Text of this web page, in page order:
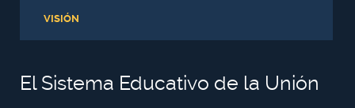
VISIÓN
El Sistema Educativo de la Unión